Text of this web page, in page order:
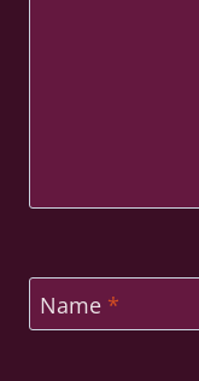
Name *